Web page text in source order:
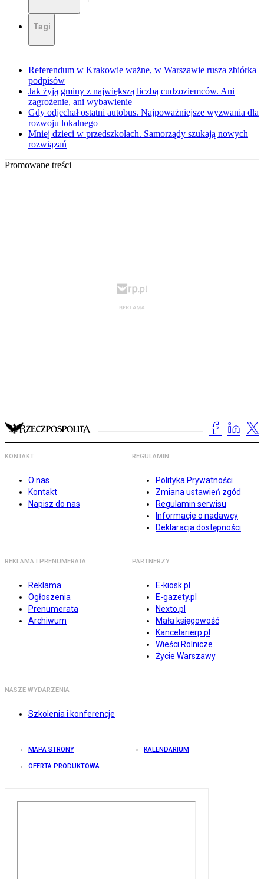
Tagi
Referendum w Krakowie ważne, w Warszawie rusza zbiórka
podpisów
Jak żyją gminy z największą liczbą cudzoziemców. Ani
zagrożenie, ani wybawienie
Gdy odjechał ostatni autobus. Najpoważniejsze wyzwania dla
rozwoju lokalnego
Mniej dzieci w przedszkolach. Samorządy szukają nowych
rozwiązań
Promowane treści
KONTAKT
O nas
Kontakt
Napisz do nas
REGULAMIN
Polityka Prywatności
Zmiana ustawień zgód
Regulamin serwisu
Informacje o nadawcy
Deklaracja dostępności
REKLAMA I PRENUMERATA
Reklama
Ogłoszenia
Prenumerata
Archiwum
PARTNERZY
E-kiosk.pl
E-gazety.pl
Nexto.pl
Mała księgowość
Kancelarierp.pl
Wieści Rolnicze
Życie Warszawy
NASZE WYDARZENIA
Szkolenia i konferencje
MAPA STRONY KALENDARIUM
OFERTA PRODUKTOWA